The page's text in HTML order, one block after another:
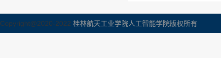
Copyright@2020-2022 桂林航天工业学院人工智能学院版权所有